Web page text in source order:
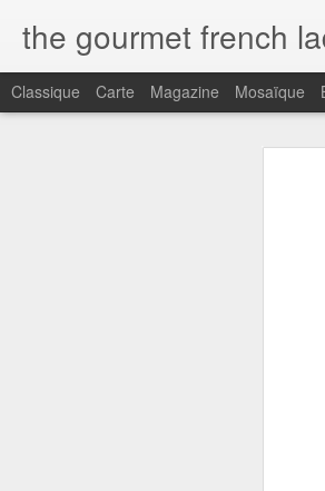
the gourmet french
Classique Carte Magazine Mosaïque